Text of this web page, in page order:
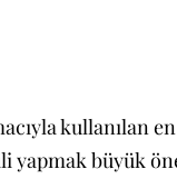
kullanılan
yapmak büyük